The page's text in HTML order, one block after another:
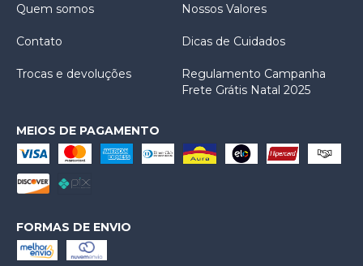
Quem somos
Nossos Valores
Contato Dicas de Cuidados
Trocas e devoluções
Regulamento Campanha
Frete Grátis Natal 2025
MEIOS DE PAGAMENTO
FORMAS DE ENVIO